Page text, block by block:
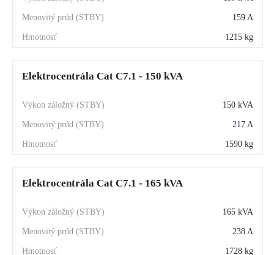
159 A
1215 kg
Elektrocentrála Cat C7.1 - 150 kVA
150 kVA
217 A
1590 kg
Elektrocentrála Cat C7.1 - 165 kVA
165 kVA
238 A
1728 kg